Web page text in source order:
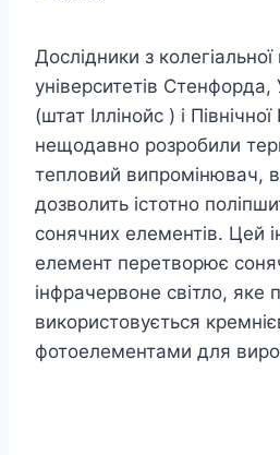
Дослідники з колегіальної
університетів
(штат Іллінойс ) і
нещодавно розробили
тепловий випромінювач,
дозволить істотно
сонячних елементів. Цей
елемент перетворює
інфрачервоне світло, яке
використовується
фотоелементами для